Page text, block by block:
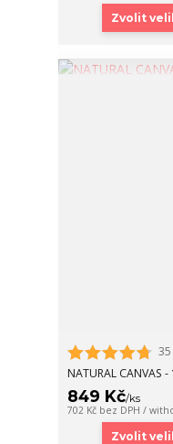
Zvolit
NATURAL CANVAS
849 Kč/ks
702 Kč bez DPH /
Zvolit